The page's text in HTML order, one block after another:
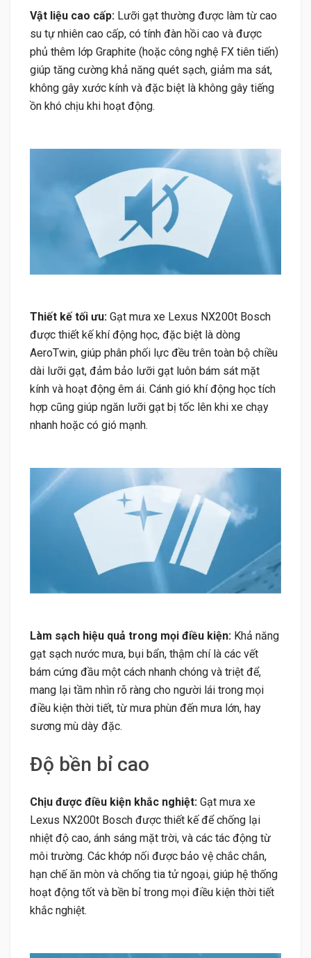
Vật liệu cao cấp: Lưỡi gạt thường được làm từ cao
su tự nhiên cao cấp, có tính đàn hồi cao và được
phủ thêm lớp Graphite (hoặc công nghệ FX tiên tiến)
giúp tăng cường khả năng quét sạch, giảm ma sát,
không gây xước kính và đặc biệt là không gây tiếng
ồn khó chịu khi hoạt động.
Thiết kế tối ưu: Gạt mưa xe Lexus NX200t Bosch
được thiết kế khí động học, đặc biệt là dòng
AeroTwin, giúp phân phối lực đều trên toàn bộ chiều
dài lưỡi gạt, đảm bảo lưỡi gạt luôn bám sát mặt
kính và hoạt động êm ái. Cánh gió khí động học tích
hợp cũng giúp ngăn lưỡi gạt bị tốc lên khi xe chạy
nhanh hoặc có gió mạnh.
Làm sạch hiệu quả trong mọi điều kiện: Khả năng
gạt sạch nước mưa, bụi bẩn, thậm chí là các vết
bám cứng đầu một cách nhanh chóng và triệt để,
mang lại tầm nhìn rõ ràng cho người lái trong mọi
điều kiện thời tiết, từ mưa phùn đến mưa lớn, hay
sương mù dày đặc.
Độ bền bỉ cao
Chịu được điều kiện khắc nghiệt: Gạt mưa xe
Lexus NX200t Bosch được thiết kế để chống lại
nhiệt độ cao, ánh sáng mặt trời, và các tác động từ
môi trường. Các khớp nối được bảo vệ chắc chắn,
hạn chế ăn mòn và chống tia tử ngoại, giúp hệ thống
hoạt động tốt và bền bỉ trong mọi điều kiện thời tiết
khắc nghiệt.